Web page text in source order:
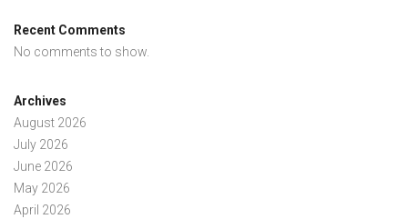
Recent Comments
No comments to show.
Archives
August 2026
July 2026
June 2026
May 2026
April 2026